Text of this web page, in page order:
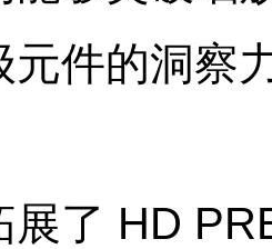
元件的洞察
展了 HD